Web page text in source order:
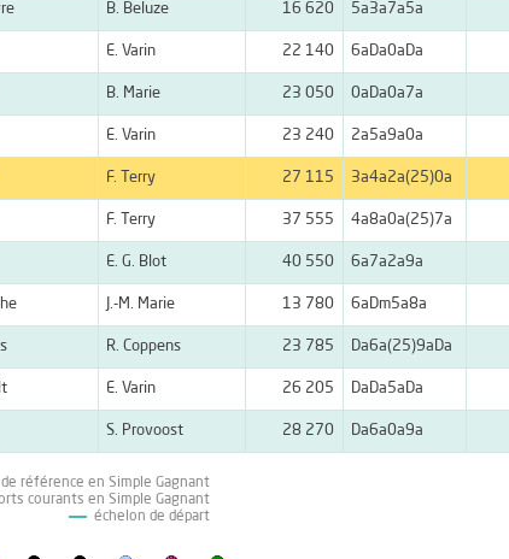
B. Beluze 16 620 5a3a7a5a
E. Varin 22 140 6aDa0aDa
B. Marie 23 050 0aDa0a7a
E. Varin 23 240 2a5a9a0a
F. Terry 27 115 3a4a2a(25)0a
F. Terry 37 555 4a8a0a(25)7a
E. G. Blot 40 550 6a7a2a9a
J.-M. Marie 13 780 6aDm5a8a
R. Coppens 23 785 Da6a(25)9aDa
E. Varin 26 205 DaDa5aDa
S. Provoost 28 270 Da6a0a9a
référence en Simple Gagnant
courants en Simple Gagnant
échelon de départ